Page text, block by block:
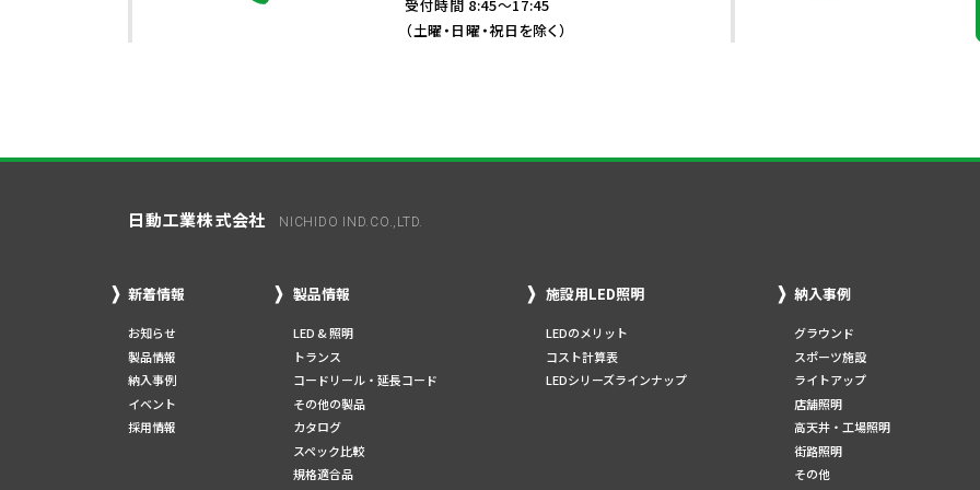
受付時間 8:45～17:45
（土曜・日曜・祝日を除く）
日動工業株式会社 NICHIDO IND.CO.,LTD.
新着情報
お知らせ
製品情報
納入事例
イベント
採用情報
製品情報
LED & 照明
トランス
コードリール・延長コード
その他の製品
カタログ
スペック比較
規格適合品
施設用LED照明
LEDのメリット
コスト計算表
LEDシリーズラインナップ
納入事例
グラウンド
スポーツ施設
ライトアップ
店舗照明
高天井・工場照明
街路照明
その他